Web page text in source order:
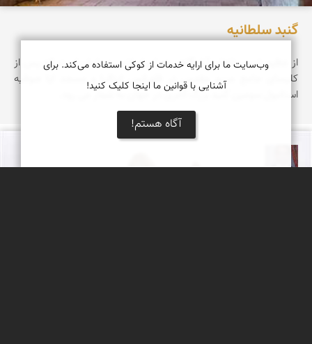
گنبد سلطانیه
از عظیم ترین بناهای آرامگاهی دوران اسلامی در ایران است که پس از
کلیسای جامع مریم مقدس در فلورانس ایتالیا و مسجد ایا صوفیه
استانبول سومین گنبد بزرگ آجری در جهان به شمار می رود.
وب‌سایت ما برای ارایه خدمات از کوکی استفاده می‌کند. برای
آشنایی با قوانین ما اینجا کلیک کنید!
آگاه هستم!